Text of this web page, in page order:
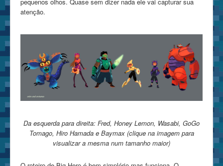
atenção.
Da esquerda para direita: Fred, Honey Lemon, Wasabi, GoGo
Tomago, Hiro Hamada e Baymax (clique na imagem para
visualizar a mesma num tamanho maior)